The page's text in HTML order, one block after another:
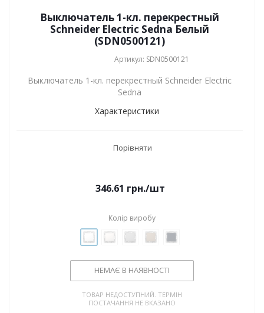
Выключатель 1-кл. перекрестный
Schneider Electric Sedna Белый
(SDN0500121)
Артикул: SDN0500121
Выключатель 1-кл. перекрестный Schneider Electric
Sedna
Характеристики
Порівняти
346.61 грн./шт
Колір виробу
НЕМАЄ В НАЯВНОСТІ
ТОВАР НЕДОСТУПНИЙ. ТЕРМІН
ПОСТАЧАННЯ НЕ ВКАЗАНО